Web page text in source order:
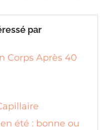
par
Corps Après 40
été : bonne ou